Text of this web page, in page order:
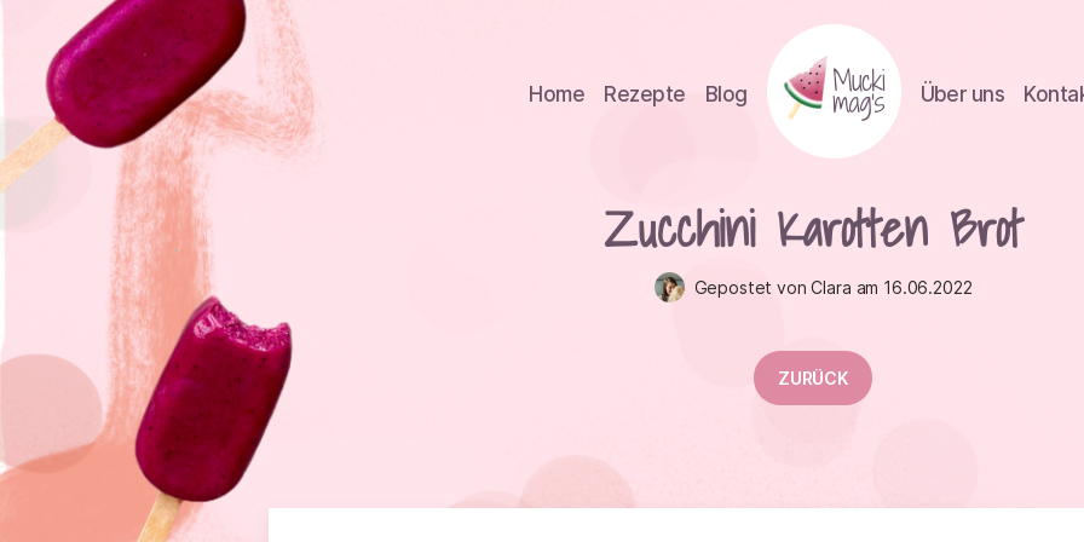
Home Rezepte Blog Über uns
Zucchini Karotten Brot
Gepostet von Clara am 16.06.2022
ZURÜCK